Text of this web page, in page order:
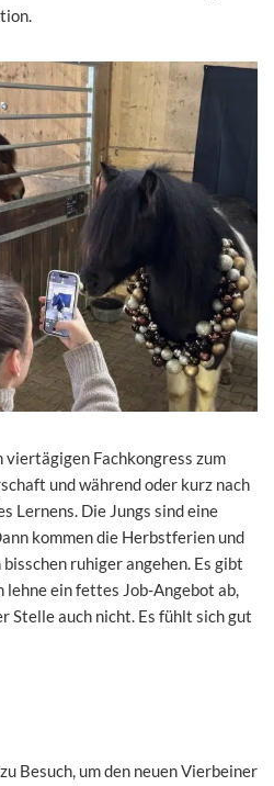
viertägigen Fachkongress zum
und während oder kurz nach
Lernens. Die Jungs sind eine
kommen die Herbstferien und
ruhiger angehen. Es gibt
lehne ein fettes Job-Angebot ab,
Stelle auch nicht. Es fühlt sich gut
Besuch, um den neuen Vierbeiner